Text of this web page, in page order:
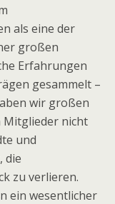
als eine der
großen
Erfahrungen
gesammelt –
wir großen
nicht
und
die
zu verlieren.
ein wesentlicher